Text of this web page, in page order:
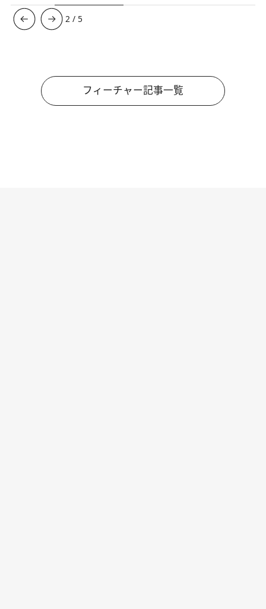
3 / 5
フィーチャー記事一覧